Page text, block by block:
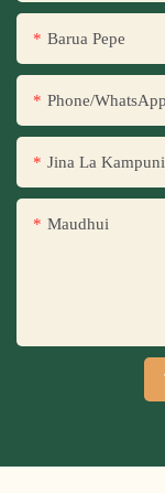
Barua Pepe
Phone/
Jina La Kampuni
Maudhui